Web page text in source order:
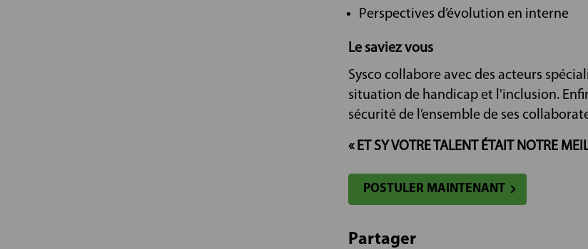
Perspectives d’évolution en interne
Le saviez vous
Sysco collabore avec des acteurs
situation de handicap et l'inclusion.
sécurité de l’ensemble de ses
« ET SY VOTRE TALENT ÉTAIT NOTRE
POSTULER MAINTENANT
Partager